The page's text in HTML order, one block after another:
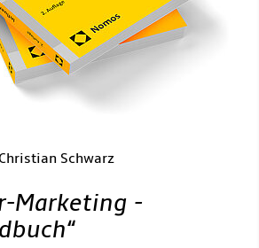
Schwarz
Marketing -
“